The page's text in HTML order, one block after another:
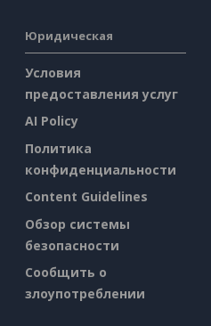
Юридическая
Условия
предоставления услуг
AI Policy
Политика
конфиденциальности
Content Guidelines
Обзор системы
безопасности
Сообщить о
злоупотреблении